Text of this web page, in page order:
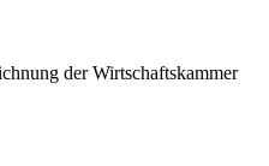
der Wirtschaftskammer